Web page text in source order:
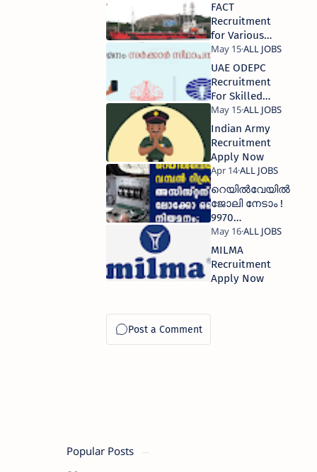
FACT
Recruitment
for Various
Clerk Posts
Apply Now
UAE ODEPC
Recruitment
For Skilled
Tailors Apply
Now
Indian Army
Recruitment
Apply Now
റെയിൽവേയിൽ
ജോലി നേടാം !
9970
ഒഴിവുമായി
പുതിയ
വിജ്ഞാപനം
വന്നു
MILMA
Recruitment
Apply Now
Popular Posts